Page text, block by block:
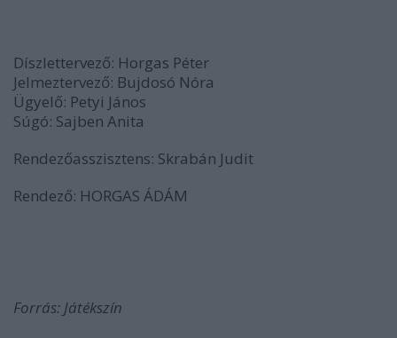
Díszlettervező: Horgas Péter
Jelmeztervező: Bujdosó Nóra
Ügyelő: Petyi János
Súgó: Sajben Anita
Rendezőasszisztens: Skrabán Judit
Rendező: HORGAS ÁDÁM
Forrás: Játékszín